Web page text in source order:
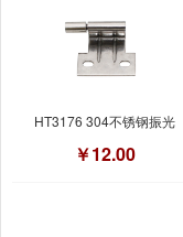
HT3176 304不锈钢振光
￥12.00